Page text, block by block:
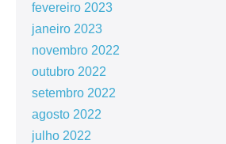
fevereiro 2023
janeiro 2023
novembro 2022
outubro 2022
setembro 2022
agosto 2022
julho 2022